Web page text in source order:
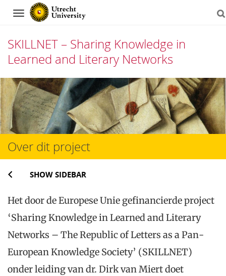
Navigation
SKILLNET – Sharing Knowledge in
Learned and Literary Networks
Skip
to
content
Over dit project
SHOW SIDEBAR
Het door de Europese Unie gefinancierde project
‘Sharing Knowledge in Learned and Literary
Networks – The Republic of Letters as a Pan-
European Knowledge Society’ (SKILLNET)
onder leiding van dr. Dirk van Miert doet